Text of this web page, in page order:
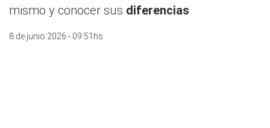
mismo y conocer sus diferencias
8 de junio 2026 - 09:51hs